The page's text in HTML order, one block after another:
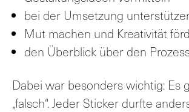
bei der Umsetzung
Mut machen und Kreativität
den Überblick über den
Dabei war besonders wichtig: Es
„falsch“. Jeder Sticker durfte